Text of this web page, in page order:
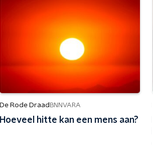
De Rode Draad BNNVARA
Hoeveel hitte kan een mens aan?